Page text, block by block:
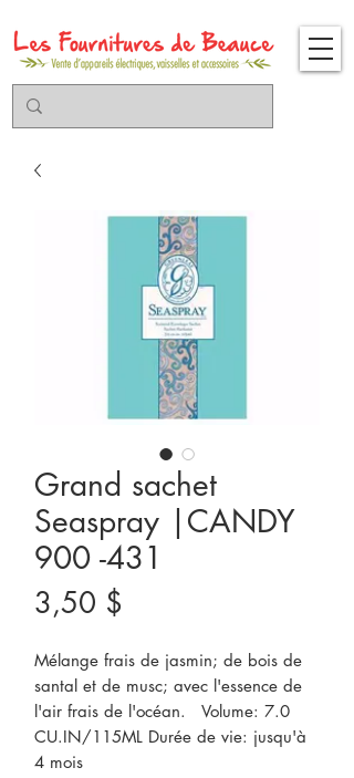
Grand sachet
Seaspray |CANDY
900 -431
3,50 $
Mélange frais de jasmin; de bois de
santal et de musc; avec l'essence de
l'air frais de l'océan.   Volume: 7.0
CU.IN/115ML Durée de vie: jusqu'à
4 mois